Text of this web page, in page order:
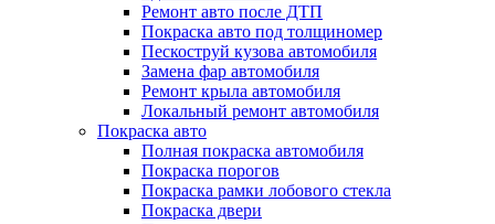
Ремонт авто после ДТП
Покраска авто под толщиномер
Пескоструй кузова автомобиля
Замена фар автомобиля
Ремонт крыла автомобиля
Локальный ремонт автомобиля
Покраска авто
Полная покраска автомобиля
Покраска порогов
Покраска рамки лобового стекла
Покраска двери